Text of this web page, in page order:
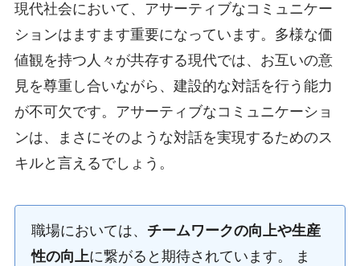
現代社会において、アサーティブなコミュニケー
ションはますます重要になっています。多様な価
値観を持つ人々が共存する現代では、お互いの意
見を尊重し合いながら、建設的な対話を行う能力
が不可欠です。アサーティブなコミュニケーショ
ンは、まさにそのような対話を実現するためのス
キルと言えるでしょう。
職場においては、 チームワークの向上や生産
性の向上に繋がると期待されています。 ま